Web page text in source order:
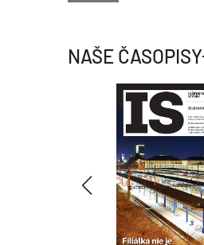
NAŠE ČASOPISY